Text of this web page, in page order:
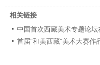
相关链接
中国首次西藏美术专题论坛
首届“和美西藏”美术大赛作